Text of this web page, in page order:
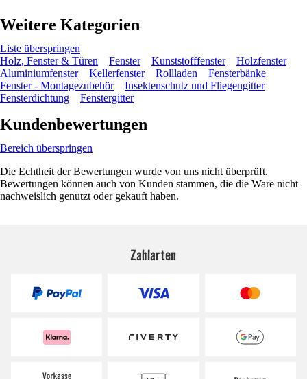
Weitere Kategorien
Liste überspringen
Holz, Fenster & Türen
Fenster Kunststofffenster
Holzfenster
Aluminiumfenster
Kellerfenster Rollladen
Fensterbänke
Fenster - Montagezubehör
Insektenschutz und Fliegengitter
Fensterdichtung
Fenstergitter
Kundenbewertungen
Bereich überspringen
Die Echtheit der Bewertungen wurde von uns nicht überprüft.
Bewertungen können auch von Kunden stammen, die die Ware nicht
nachweislich genutzt oder gekauft haben.
Zahlarten